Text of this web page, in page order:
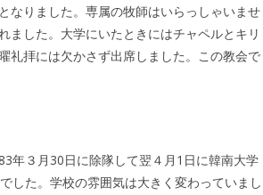
なりました。専属の牧師はいらっしゃいませ
ました。大学にいたときにはチャペルとキリ
礼拝には欠かさず出席しました。この教会で
年３月30日に除隊して翌４月1日に韓南大学
した。学校の雰囲気は大きく変わっていまし